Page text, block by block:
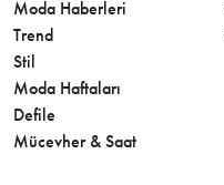
Moda Haberleri
Trend
Stil
Moda Haftaları
Defile
Mücevher & Saat